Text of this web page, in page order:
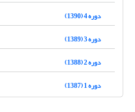
دوره 4 (1390)
دوره 3 (1389)
دوره 2 (1388)
دوره 1 (1387)